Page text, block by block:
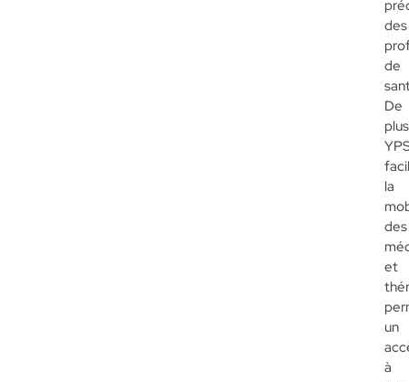
des
de
De
la
des
et
un
à